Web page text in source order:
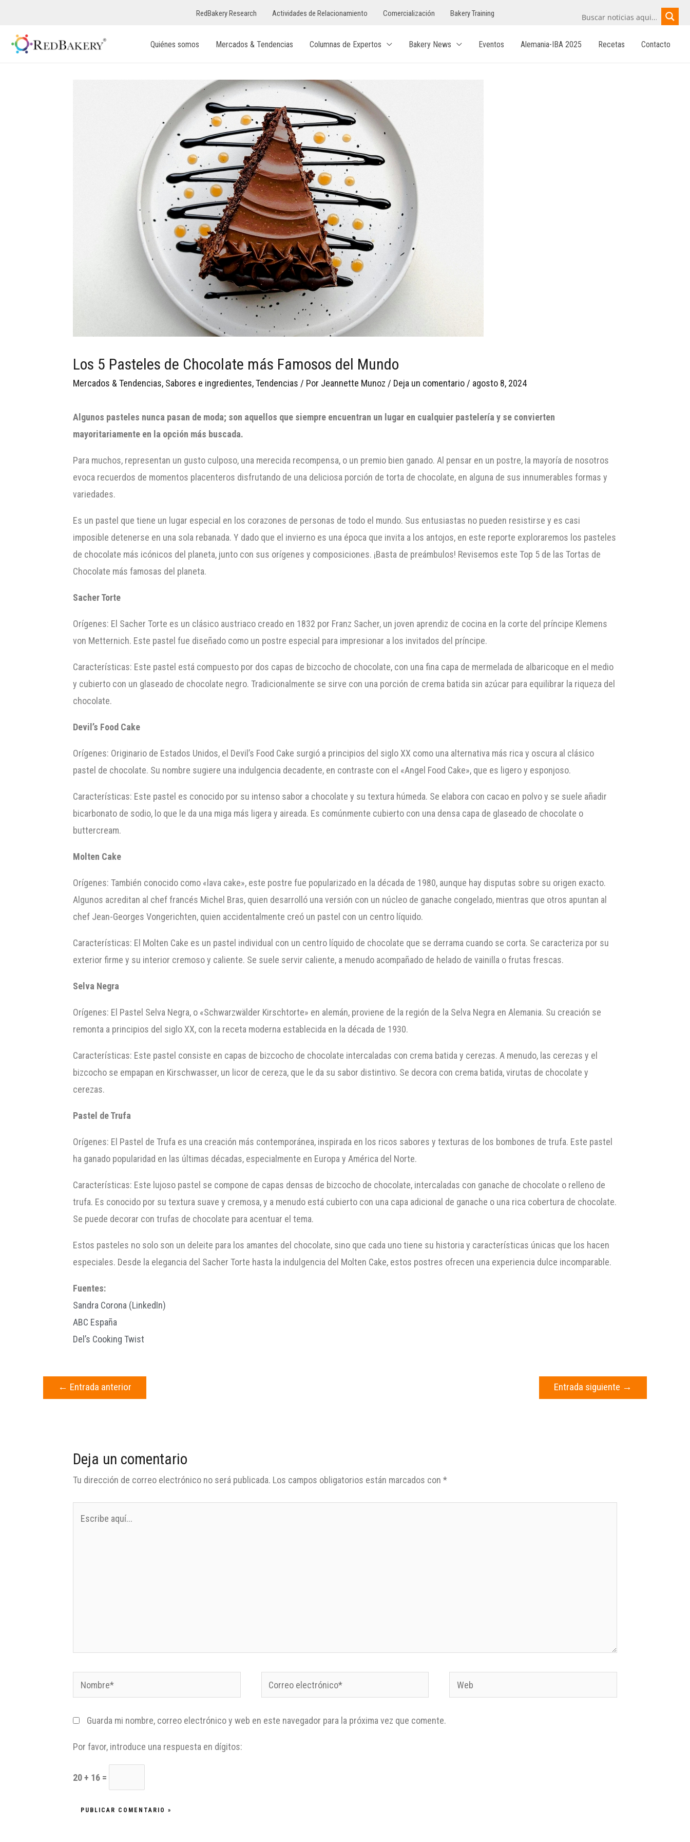
RedBakery Research Actividades de Relacionamiento Comercialización Bakery Training
Quiénes somos Mercados & Tendencias Columnas de Expertos Bakery News Eventos Alemania-IBA 2025 Recetas Contacto
Los 5 Pasteles de Chocolate más Famosos del Mundo
Mercados & Tendencias, Sabores e ingredientes,Tendencias / Por Jeannette Munoz / Deja un comentario / agosto 8, 2024
Algunos pasteles nunca pasan de moda; son aquellos que siempre encuentran un lugar en cualquier pastelería y se convierten
mayoritariamente en la opción más buscada.
Para muchos, representan un gusto culposo, una merecida recompensa, o un premio bien ganado. Al pensar en un postre, la mayoría de nosotros
evoca recuerdos de momentos placenteros disfrutando de una deliciosa porción de torta de chocolate, en alguna de sus innumerables formas y
variedades.
Es un pastel que tiene un lugar especial en los corazones de personas de todo el mundo. Sus entusiastas no pueden resistirse y es casi
imposible detenerse en una sola rebanada. Y dado que el invierno es una época que invita a los antojos, en este reporte exploraremos los pasteles
de chocolate más icónicos del planeta, junto con sus orígenes y composiciones. ¡Basta de preámbulos! Revisemos este Top 5 de las Tortas de
Chocolate más famosas del planeta.
Sacher Torte
Orígenes: El Sacher Torte es un clásico austriaco creado en 1832 por Franz Sacher, un joven aprendiz de cocina en la corte del príncipe Klemens
von Metternich. Este pastel fue diseñado como un postre especial para impresionar a los invitados del príncipe.
Características: Este pastel está compuesto por dos capas de bizcocho de chocolate, con una fina capa de mermelada de albaricoque en el medio
y cubierto con un glaseado de chocolate negro. Tradicionalmente se sirve con una porción de crema batida sin azúcar para equilibrar la riqueza del
chocolate.
Devil’s Food Cake
Orígenes: Originario de Estados Unidos, el Devil’s Food Cake surgió a principios del siglo XX como una alternativa más rica y oscura al clásico
pastel de chocolate. Su nombre sugiere una indulgencia decadente, en contraste con el «Angel Food Cake», que es ligero y esponjoso.
Características: Este pastel es conocido por su intenso sabor a chocolate y su textura húmeda. Se elabora con cacao en polvo y se suele añadir
bicarbonato de sodio, lo que le da una miga más ligera y aireada. Es comúnmente cubierto con una densa capa de glaseado de chocolate o
buttercream.
Molten Cake
Orígenes: También conocido como «lava cake», este postre fue popularizado en la década de 1980, aunque hay disputas sobre su origen exacto.
Algunos acreditan al chef francés Michel Bras, quien desarrolló una versión con un núcleo de ganache congelado, mientras que otros apuntan al
chef Jean-Georges Vongerichten, quien accidentalmente creó un pastel con un centro líquido.
Características: El Molten Cake es un pastel individual con un centro líquido de chocolate que se derrama cuando se corta. Se caracteriza por su
exterior firme y su interior cremoso y caliente. Se suele servir caliente, a menudo acompañado de helado de vainilla o frutas frescas.
Selva Negra
Orígenes: El Pastel Selva Negra, o «Schwarzwälder Kirschtorte» en alemán, proviene de la región de la Selva Negra en Alemania. Su creación se
remonta a principios del siglo XX, con la receta moderna establecida en la década de 1930.
Características: Este pastel consiste en capas de bizcocho de chocolate intercaladas con crema batida y cerezas. A menudo, las cerezas y el
bizcocho se empapan en Kirschwasser, un licor de cereza, que le da su sabor distintivo. Se decora con crema batida, virutas de chocolate y
cerezas.
Pastel de Trufa
Orígenes: El Pastel de Trufa es una creación más contemporánea, inspirada en los ricos sabores y texturas de los bombones de trufa. Este pastel
ha ganado popularidad en las últimas décadas, especialmente en Europa y América del Norte.
Características: Este lujoso pastel se compone de capas densas de bizcocho de chocolate, intercaladas con ganache de chocolate o relleno de
trufa. Es conocido por su textura suave y cremosa, y a menudo está cubierto con una capa adicional de ganache o una rica cobertura de chocolate.
Se puede decorar con trufas de chocolate para acentuar el tema.
Estos pasteles no solo son un deleite para los amantes del chocolate, sino que cada uno tiene su historia y características únicas que los hacen
especiales. Desde la elegancia del Sacher Torte hasta la indulgencia del Molten Cake, estos postres ofrecen una experiencia dulce incomparable.
Fuentes:
Sandra Corona (LinkedIn)
ABC España
Del’s Cooking Twist
← Entrada anterior Entrada siguiente →
Deja un comentario
Tu dirección de correo electrónico no será publicada. Los campos obligatorios están marcados con*
Guarda mi nombre, correo electrónico y web en este navegador para la próxima vez que comente.
Por favor, introduce una respuesta en dígitos:
20 + 16 =